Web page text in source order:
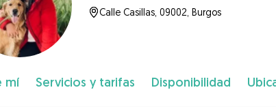
Calle Casillas, 09002, Burgos
mí Servicios y tarifas Disponibilidad